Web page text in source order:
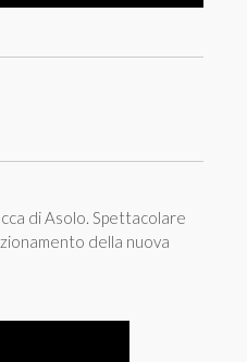
di Asolo. Spettacolare
della nuova